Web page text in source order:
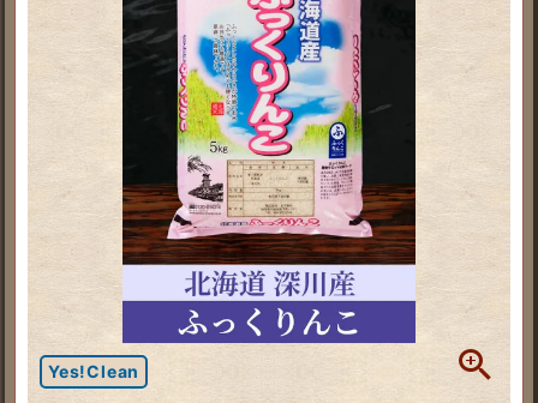
Yes!Clean